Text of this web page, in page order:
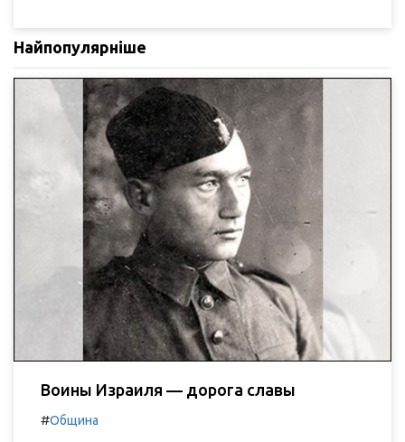
Найпопулярніше
Воины Израиля — дорога славы
#Община